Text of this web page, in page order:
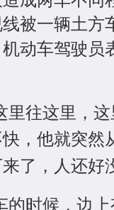
被一辆土方
动车驾驶
里往这里，
，他就突
了，人还好
的时候，边